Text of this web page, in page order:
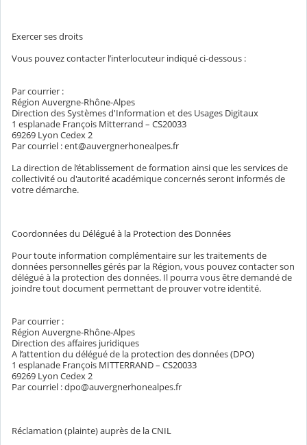
Exercer ses droits
Vous pouvez contacter l’interlocuteur indiqué ci-dessous :
Par courrier :
Région Auvergne-Rhône-Alpes
Direction des Systèmes d'Information et des Usages Digitaux
1 esplanade François Mitterrand – CS20033
69269 Lyon Cedex 2
Par courriel : ent@auvergnerhonealpes.fr
La direction de l’établissement de formation ainsi que les services de
collectivité ou d'autorité académique concernés seront informés de
votre démarche.
Coordonnées du Délégué à la Protection des Données
Pour toute information complémentaire sur les traitements de
données personnelles gérés par la Région, vous pouvez contacter son
délégué à la protection des données. Il pourra vous être demandé de
joindre tout document permettant de prouver votre identité.
Par courrier :
Région Auvergne-Rhône-Alpes
Direction des affaires juridiques
A l’attention du délégué de la protection des données (DPO)
1 esplanade François MITTERRAND – CS20033
69269 Lyon Cedex 2
Par courriel : dpo@auvergnerhonealpes.fr
Réclamation (plainte) auprès de la CNIL